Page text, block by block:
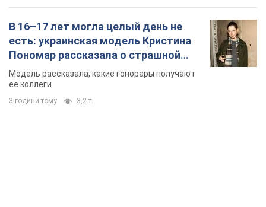
В 16–17 лет могла целый день не
есть: украинская модель Кристина
Пономар рассказала о страшной
стороне модельной карьеры
Модель рассказала, какие гонорары получают
ее коллеги
3 години тому 3,2 т.